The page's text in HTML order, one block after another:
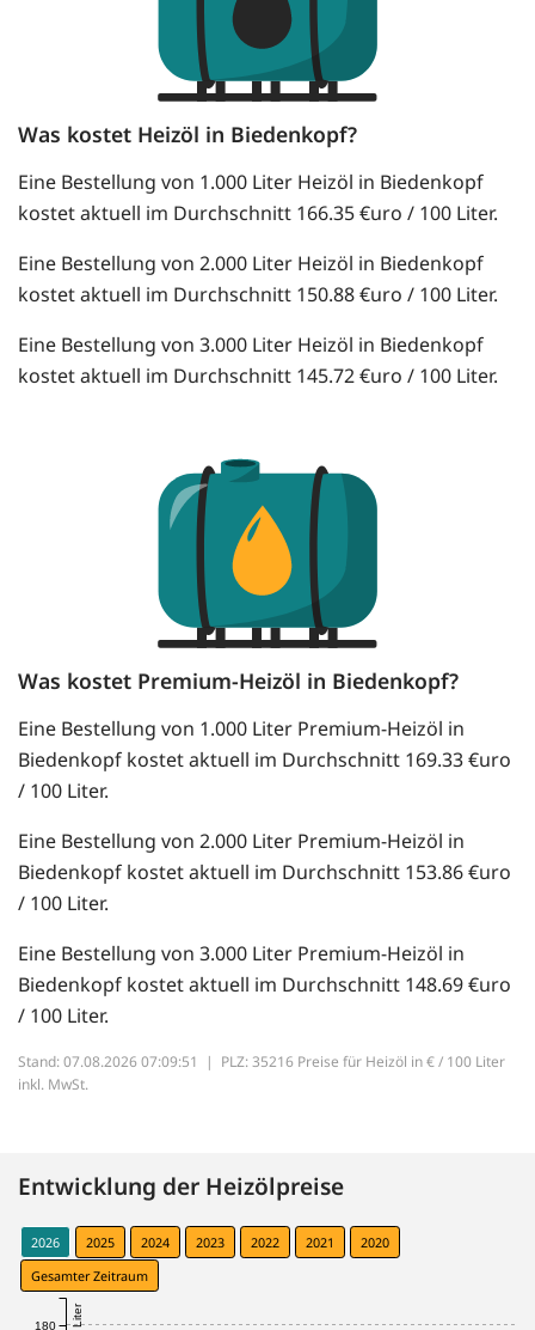
Was kostet Heizöl in Biedenkopf?
Eine Bestellung von 1.000 Liter Heizöl in Biedenkopf
kostet aktuell im Durchschnitt 166.35 €uro / 100 Liter.
Eine Bestellung von 2.000 Liter Heizöl in Biedenkopf
kostet aktuell im Durchschnitt 150.88 €uro / 100 Liter.
Eine Bestellung von 3.000 Liter Heizöl in Biedenkopf
kostet aktuell im Durchschnitt 145.72 €uro / 100 Liter.
Was kostet Premium-Heizöl in Biedenkopf?
Eine Bestellung von 1.000 Liter Premium-Heizöl in
Biedenkopf kostet aktuell im Durchschnitt 169.33 €uro
/ 100 Liter.
Eine Bestellung von 2.000 Liter Premium-Heizöl in
Biedenkopf kostet aktuell im Durchschnitt 153.86 €uro
/ 100 Liter.
Eine Bestellung von 3.000 Liter Premium-Heizöl in
Biedenkopf kostet aktuell im Durchschnitt 148.69 €uro
/ 100 Liter.
Stand: 07.08.2026 07:09:51 | PLZ: 35216 Preise für Heizöl in € / 100 Liter
inkl. MwSt.
Entwicklung der Heizölpreise
2026 2025 2024 2023 2022 2021
2020
Gesamter Zeitraum
180